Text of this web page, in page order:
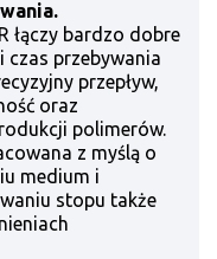
łączy bardzo dobre
czas przebywania
przepływ,
oraz
polimerów.
z myślą o
medium i
stopu także